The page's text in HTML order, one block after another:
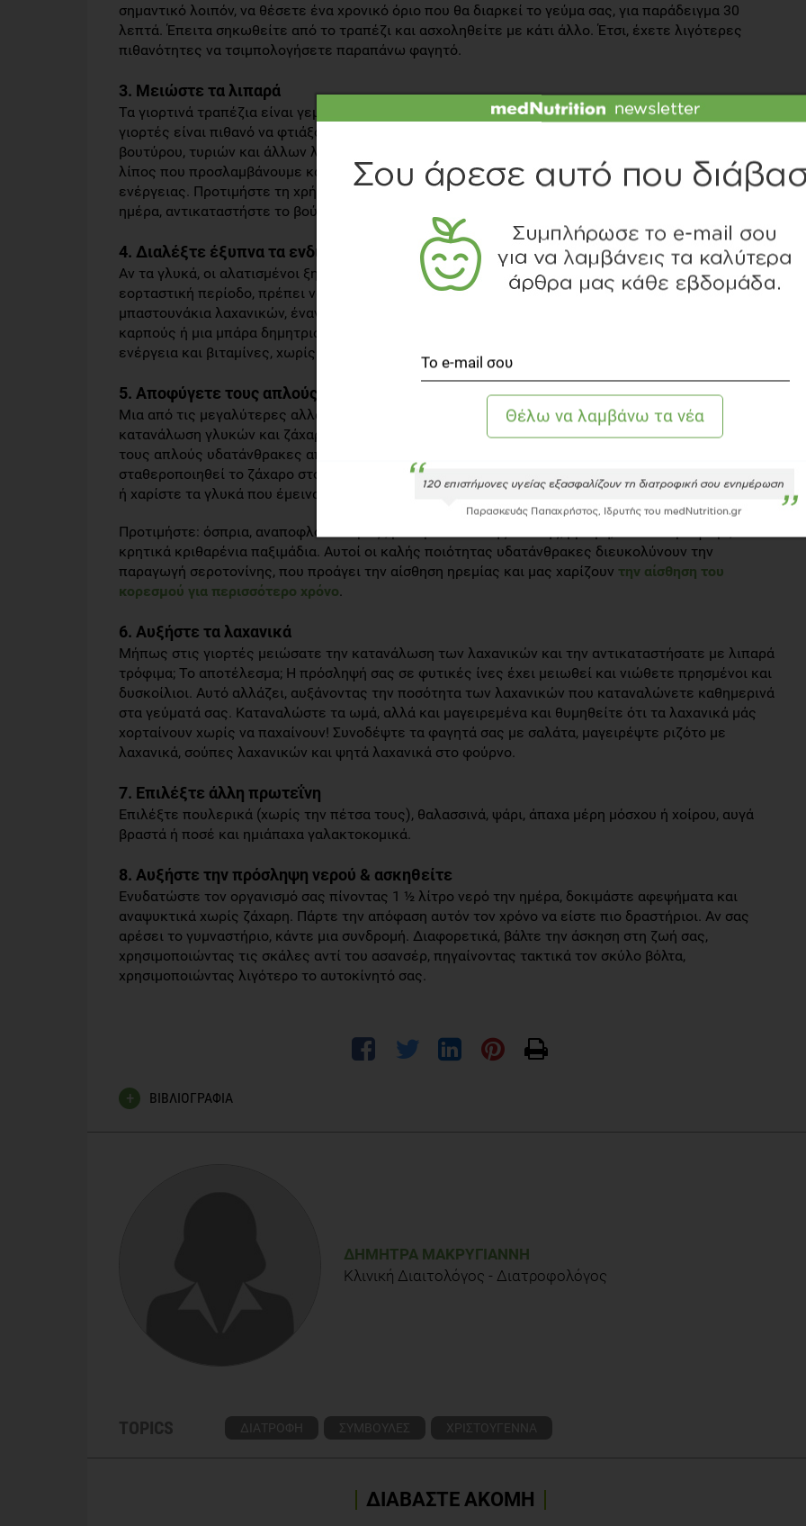
σημαντικό λοιπόν, να θέσετε ένα χρονικό όριο που θα διαρκεί το γεύμα σας, για παράδειγμα 30
λεπτά. Έπειτα σηκωθείτε από το τραπέζι και ασχοληθείτε με κάτι άλλο. Έτσι, έχετε λιγότερες
πιθανότητες να τσιμπολογήσετε παραπάνω φαγητό.
3. Μειώστε τα λιπαρά
Τα γιορτινά τραπέζια είναι γεμάτα με λιπαρά τρόφιμα. Αλλά κι εμείς όταν μαγειρεύουμε σπίτι στις
γιορτές είναι πιθανό να φτιάξουμε πιο εξεζητημένα φαγητά, με συνταγές που επιβάλλουν τη χρήση
βουτύρου, τυριών και άλλων λιπαρών. Εάν θέλουμε να χάσουμε βάρος, πρέπει να μειώσουμε το
λίπος που προσλαμβάνουμε και να φροντίσουμε να μην ξεπερνάει το 35% της συνολικής πρόσληψης
ενέργειας. Προτιμήστε τη χρήση ελαιόλαδου και περιοριστείτε σε 1-2 κουταλιές της σούπας την
ημέρα, αντικαταστήστε το βούτυρο με μαργαρίνη και χρησιμοποιήστε γαλοπούλα αντί για μπέικον.
4. Διαλέξτε έξυπνα τα ενδιάμεσα γεύματα
Αν τα γλυκά, οι αλατισμένοι ξηροί καρποί και οι πίτες, είναι οι συνήθεις επιλογές σας κατά την
εορταστική περίοδο, πρέπει να αλλάξετε συνήθειες. Κάντε έξυπνες επιλογές, προτιμώντας φρούτα,
μπαστουνάκια λαχανικών, έναν φυσικό χυμό, ημιάπαχο γιαούρτι, μια χούφτα ανάλατους ξηρούς
καρπούς ή μια μπάρα δημητριακών. Τα τρόφιμα αυτά θα σας «κόψουν» την πείνα, θα σας δώσουν
ενέργεια και βιταμίνες, χωρίς να σας γεμίσουν με περιττές θερμίδες.
5. Αποφύγετε τους απλούς υδατάνθρακες
Μια από τις μεγαλύτερες αλλαγές στη διατροφή μας την περίοδο των γιορτών είναι η μεγάλη
κατανάλωση γλυκών και ζάχαρης. Είναι σημαντικό να αποχωριστούμε αυτήν τη συνήθεια, βγάζοντας
τους απλούς υδατάνθρακες από την διατροφή μας. Έτσι, η επιθυμία για γλυκό θα φύγει και θα
σταθεροποιηθεί το ζάχαρο στο αίμα μας, κρατώντας την ενέργειά μας σταθερή. Συμβουλή: πετάξτε
ή χαρίστε τα γλυκά που έμειναν στο σπίτι από την εορταστική περίοδο.
Προτιμήστε: όσπρια, αναποφλοίωτο ρύζι, μακαρόνια ολικής άλεσης, βρώμη, πολύσπορο ψωμί,
κρητικά κριθαρένια παξιμάδια. Αυτοί οι καλής ποιότητας υδατάνθρακες διευκολύνουν την
παραγωγή σεροτονίνης, που προάγει την αίσθηση ηρεμίας και μας χαρίζουν την αίσθηση του
κορεσμού για περισσότερο χρόνο.
6. Αυξήστε τα λαχανικά
Μήπως στις γιορτές μειώσατε την κατανάλωση των λαχανικών και την αντικαταστήσατε με λιπαρά
τρόφιμα; Το αποτέλεσμα; Η πρόσληψή σας σε φυτικές ίνες έχει μειωθεί και νιώθετε πρησμένοι και
δυσκοίλιοι. Αυτό αλλάζει, αυξάνοντας την ποσότητα των λαχανικών που καταναλώνετε καθημερινά
στα γεύματά σας. Καταναλώστε τα ωμά, αλλά και μαγειρεμένα και θυμηθείτε ότι τα λαχανικά μάς
χορταίνουν χωρίς να παχαίνουν! Συνοδέψτε τα φαγητά σας με σαλάτα, μαγειρέψτε ριζότο με
λαχανικά, σούπες λαχανικών και ψητά λαχανικά στο φούρνο.
7. Επιλέξτε άλλη πρωτεΐνη
Επιλέξτε πουλερικά (χωρίς την πέτσα τους), θαλασσινά, ψάρι, άπαχα μέρη μόσχου ή χοίρου, αυγά
βραστά ή ποσέ και ημιάπαχα γαλακτοκομικά.
8. Αυξήστε την πρόσληψη νερού & ασκηθείτε
Ενυδατώστε τον οργανισμό σας πίνοντας 1 ½ λίτρο νερό την ημέρα, δοκιμάστε αφεψήματα και
αναψυκτικά χωρίς ζάχαρη. Πάρτε την απόφαση αυτόν τον χρόνο να είστε πιο δραστήριοι. Αν σας
αρέσει το γυμναστήριο, κάντε μια συνδρομή. Διαφορετικά, βάλτε την άσκηση στη ζωή σας,
χρησιμοποιώντας τις σκάλες αντί του ασανσέρ, πηγαίνοντας τακτικά τον σκύλο βόλτα,
χρησιμοποιώντας λιγότερο το αυτοκίνητό σας.
ΒΙΒΛΙΟΓΡΑΦΙΑ
ΔΉΜΗΤΡΑ ΜΑΚΡΥΓΙΆΝΝΗ
Κλινική Διαιτολόγος - Διατροφολόγος
TOPICS ΔΙΑΤΡΟΦΗ ΣΥΜΒΟΥΛΕΣ ΧΡΙΣΤΟΥΓΕΝΝΑ
ΔΙΑΒΑΣΤΕ ΑΚΟΜΗ